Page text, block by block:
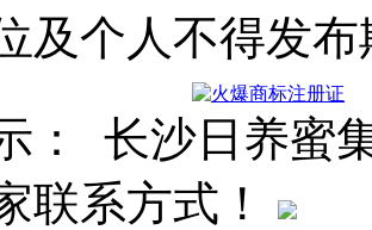
及个人不得发
： 长沙日养蜜
联系方式！